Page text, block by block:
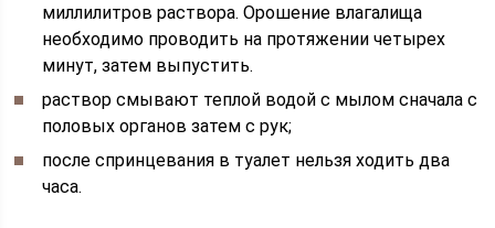
миллилитров раствора. Орошение влагалища
необходимо проводить на протяжении четырех
минут, затем выпустить.
раствор смывают теплой водой с мылом сначала с
половых органов затем с рук;
после спринцевания в туалет нельзя ходить два
часа.